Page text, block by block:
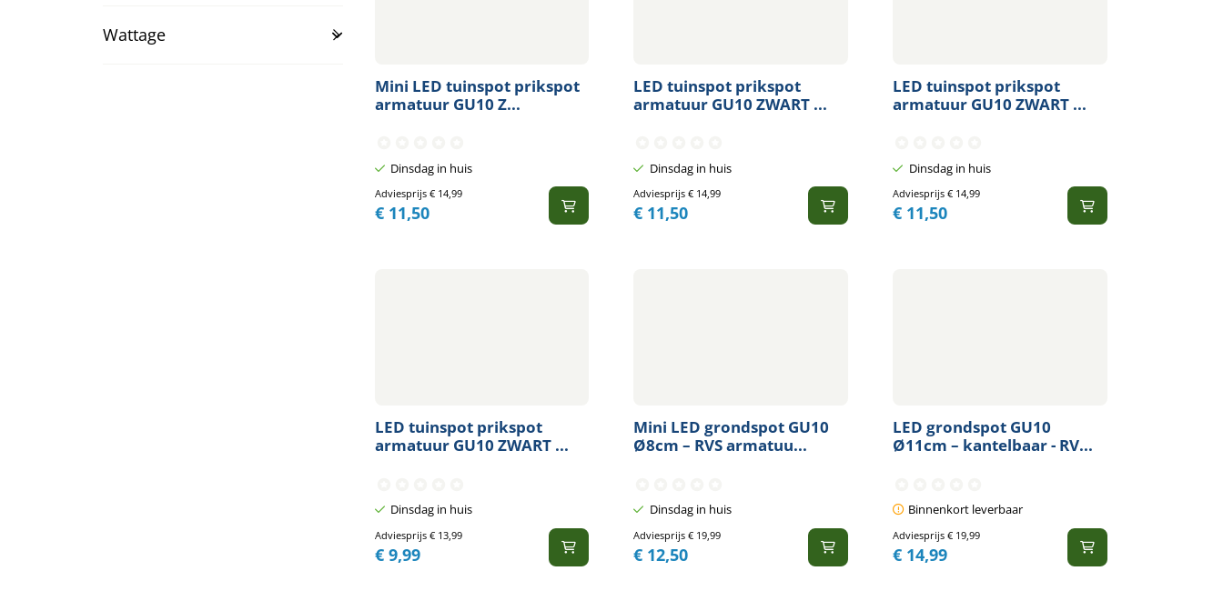
Wattage
Mini LED tuinspot prikspot
armatuur GU10 Z...
Dinsdag in huis
Adviesprijs €14,99
€11,50
LED tuinspot prikspot
armatuur GU10 ZWART ...
Dinsdag in huis
Adviesprijs€ 14,99
€ 11,50
LED tuinspot prikspot
armatuur GU10 ZWART ...
Dinsdag in huis
Adviesprijs€ 14,99
€ 11,50
LED tuinspot prikspot
armatuur GU10 ZWART ...
Dinsdag in huis
Adviesprijs €13,99
€9,99
Mini LED grondspot GU10
Ø8cm – RVS armatuu...
Dinsdag in huis
Adviesprijs€ 19,99
€ 12,50
LED grondspot GU10
Ø11cm – kantelbaar - RV...
Binnenkort leverbaar
Adviesprijs€ 19,99
€ 14,99